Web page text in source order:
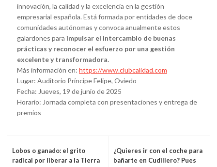
innovación, la calidad y la excelencia en la gestión
empresarial española. Está formada por entidades de doce
comunidades autónomas y convoca anualmente estos
galardones para impulsar el intercambio de buenas
prácticas y reconocer el esfuerzo por una gestión
excelente y transformadora.
Más información en: https://www.clubcalidad.com
Lugar: Auditorio Príncipe Felipe, Oviedo
Fecha: Jueves, 19 de junio de 2025
Horario: Jornada completa con presentaciones y entrega de
premios
Lobos o ganado: el grito
radical por liberar a la Tierra
¿Quieres ir con el coche para
bañarte en Cudillero? Pues